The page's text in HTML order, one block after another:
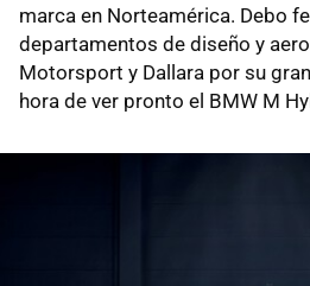
marca en Norteamérica. Debo
departamentos de diseño y
Motorsport y Dallara por su
hora de ver pronto el BMW M